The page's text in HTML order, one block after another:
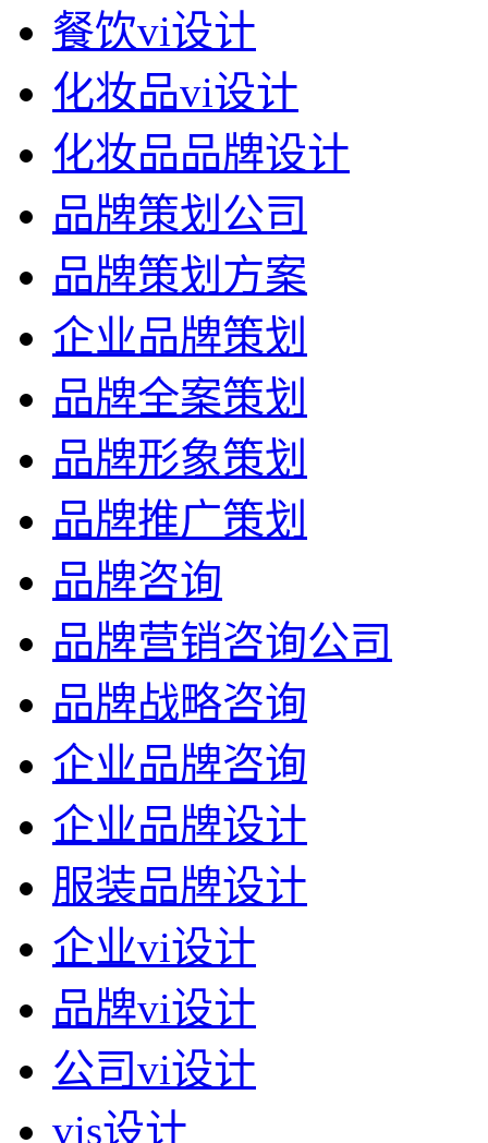
餐饮vi设计
化妆品vi设计
化妆品品牌设计
品牌策划公司
品牌策划方案
企业品牌策划
品牌全案策划
品牌形象策划
品牌推广策划
品牌咨询
品牌营销咨询公司
品牌战略咨询
企业品牌咨询
企业品牌设计
服装品牌设计
企业vi设计
品牌vi设计
公司vi设计
vis设计